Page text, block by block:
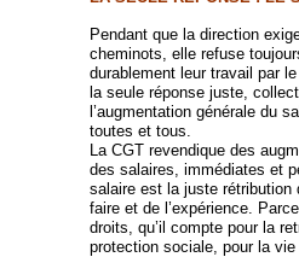
Pendant que la direction
cheminots, elle refuse
durablement leur travail par
la seule réponse juste,
l’augmentation générale du
toutes et tous.
La CGT revendique des
des salaires, immédiates et
salaire est la juste rétribution
faire et de l’expérience.
droits, qu’il compte pour la
protection sociale, pour la vie